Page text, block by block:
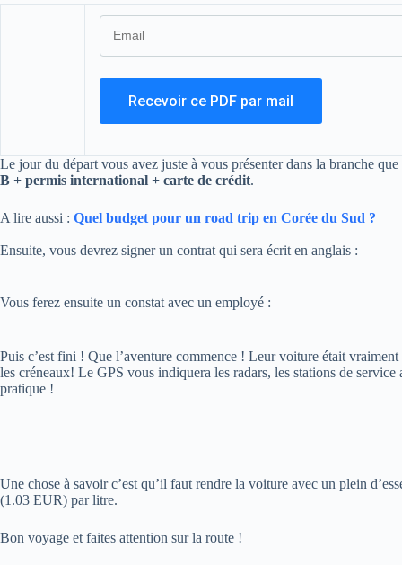
Le jour du départ vous avez juste à vous présenter dans la branche
B + permis international + carte de crédit.
A lire aussi : Quel budget pour un road trip en Corée du Sud ?
Ensuite, vous devrez signer un contrat qui sera écrit en anglais :
Vous ferez ensuite un constat avec un employé :
Puis c’est fini ! Que l’aventure commence ! Leur voiture était
les créneaux! Le GPS vous indiquera les radars, les stations de
pratique !
Une chose à savoir c’est qu’il faut rendre la voiture avec un plein
(1.03 EUR) par litre.
Bon voyage et faites attention sur la route !